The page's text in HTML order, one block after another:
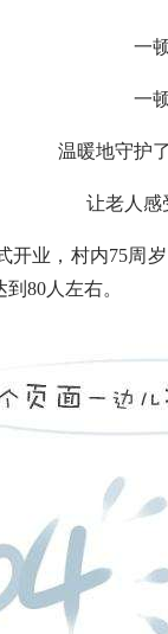
一顿
一顿
温暖地守护了
让老人感
业，村内75周
80人左右。